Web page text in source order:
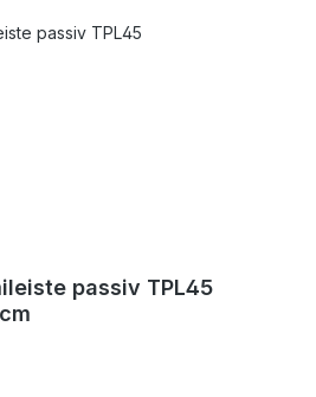
passiv TPL45